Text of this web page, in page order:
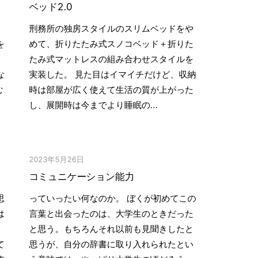
ベッド2.0
刑務所の独房スタイルのスリムベッドをや
めて、折りたたみ式スノコベッド＋折りた
たみ式マットレスの組み合わせスタイルを
実装した。 見た目はイマイチだけど、収納
時は部屋が広く使えて生活の質が上がった
し、展開時は今までより睡眠の...
2023年5月26日
コミュニケーション能力
っていったい何なのか。 ぼくが初めてこの
言葉と出会ったのは、大学生のときだった
と思う。もちろんそれ以前も見聞きしたと
思うが、自分の辞書に取り入れられたとい